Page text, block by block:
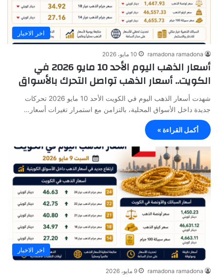
اخر الاخبار
ramadona ramadona 10 مايو، 2026
أسعار الذهب اليوم الأحد 10 مايو 2026 في
الكويت.. أسعار الذهب تواصل التحرك بالأسواق
شهدت أسعار الذهب اليوم في الكويت الأحد 10 مايو 2026 تحركات
جديدة داخل الأسواق المحلية، بالتزامن مع استمرار تغيرات أسعار…
أكمل القراءة »
اخر الاخبار
ramadona ramadona 9 مايو، 2026